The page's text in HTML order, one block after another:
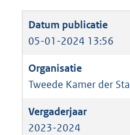
05-01-2024 13:56
Tweede Kamer der
2023-2024